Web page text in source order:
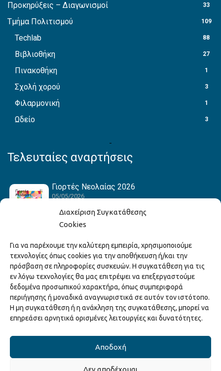
Διαχείριση Συγκατάθεσης
Cookies
Για να παρέχουμε την καλύτερη εμπειρία, χρησιμοποιούμε
τεχνολογίες όπως cookies για την αποθήκευση ή/και την
πρόσβαση σε πληροφορίες συσκευών. Η συγκατάθεση για τις
εν λόγω τεχνολογίες θα μας επιτρέψει να επεξεργαστούμε
δεδομένα προσωπικού χαρακτήρα, όπως συμπεριφορά
περιήγησης ή μοναδικά αναγνωριστικά σε αυτόν τον ιστότοπο.
Η μη συγκατάθεση ή η ανάκληση της συγκατάθεσης, μπορεί να
επηρεάσει αρνητικά ορισμένες λειτουργίες και δυνατότητες.
Αποδοχή
Δεν αποδέχομαι
Προκηρύξεις – Διαγωνισμοί 33
Τμήμα Πολιτισμού 109
Techlab 88
Βιβλιοθήκη 27
Πινακοθήκη 1
Σχολή χορού 3
Φιλαρμονική 1
Ωδείο 3
Τελευταίες αναρτήσεις
Γιορτές Νεολαίας 2026
05/05/2026
Hack the Match: Γνωρίζοντας τα Αμερικανικά
Αθλήματα! Δημιουργώντας το Δικό σου
Game Story!
22/04/2026
Ξάνθη – Πόλις Ονείρων Μουσικών Σχολείων
2026
15/04/2026